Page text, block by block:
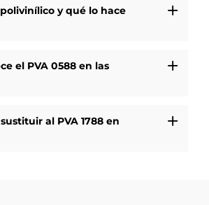
y qué lo hace
el PVA 0588 en las
al PVA 1788 en